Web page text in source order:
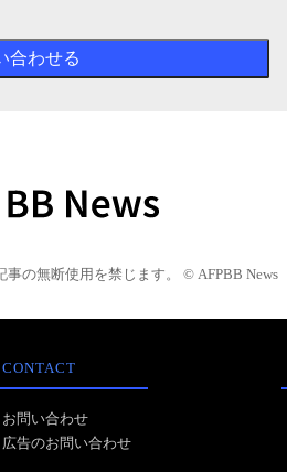
の無断使用を禁じます。 © AFPBB News
CONTACT
お問い合わせ
広告のお問い合わせ